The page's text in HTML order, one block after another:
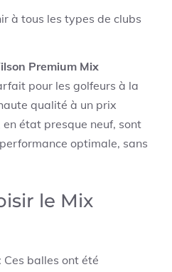
à tous les types de clubs
Premium Mix
pour les golfeurs à la
qualité à un prix
état presque neuf, sont
optimale, sans
le Mix
: Ces balles ont été